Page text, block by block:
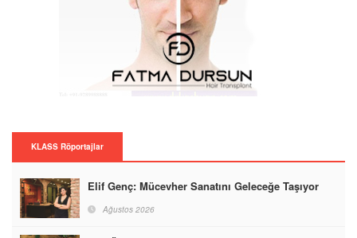
KLASS Röportajlar
Elif Genç: Mücevher Sanatını Geleceğe Taşıyor
Ağustos 2026